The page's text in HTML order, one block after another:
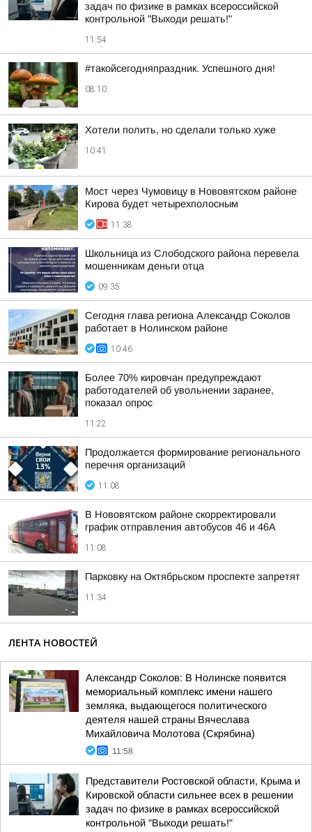
задач по физике в рамках всероссийской
контрольной "Выходи решать!"
11:54
#такойсегодняпраздник. Успешного дня!
08:10
Хотели полить, но сделали только хуже
10:41
Мост через Чумовицу в Нововятском районе
Кирова будет четырехполосным
11:38
Школьница из Слободского района перевела
мошенникам деньги отца
09:35
Сегодня глава региона Александр Соколов
работает в Нолинском районе
10:46
Более 70% кировчан предупреждают
работодателей об увольнении заранее,
показал опрос
11:22
Продолжается формирование регионального
перечня организаций
11:08
В Нововятском районе скорректировали
график отправления автобусов 46 и 46А
11:08
Парковку на Октябрьском проспекте запретят
11:34
ЛЕНТА НОВОСТЕЙ
Александр Соколов: В Нолинске появится
мемориальный комплекс имени нашего
земляка, выдающегося политического
деятеля нашей страны Вячеслава
Михайловича Молотова (Скрябина)
11:58
Представители Ростовской области, Крыма и
Кировской области сильнее всех в решении
задач по физике в рамках всероссийской
контрольной "Выходи решать!"